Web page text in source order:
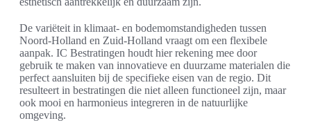
De variëteit in klimaat- en bodemomstandigheden tussen
Noord-Holland en Zuid-Holland vraagt om een flexibele
aanpak. IC Bestratingen houdt hier rekening mee door
gebruik te maken van innovatieve en duurzame materialen die
perfect aansluiten bij de specifieke eisen van de regio. Dit
resulteert in bestratingen die niet alleen functioneel zijn, maar
ook mooi en harmonieus integreren in de natuurlijke
omgeving.